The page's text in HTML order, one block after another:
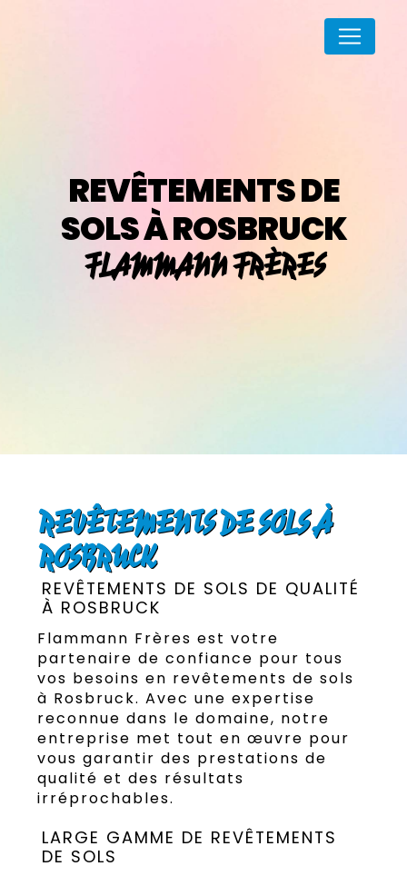
REVÊTEMENTS DE
SOLS À ROSBRUCK
FLAMMANN FRÈRES
REVÊTEMENTS DE SOLS À
ROSBRUCK
REVÊTEMENTS DE SOLS DE QUALITÉ
À ROSBRUCK
Flammann Frères est votre
partenaire de confiance pour tous
vos besoins en revêtements de sols
à Rosbruck. Avec une expertise
reconnue dans le domaine, notre
entreprise met tout en œuvre pour
vous garantir des prestations de
qualité et des résultats
irréprochables.
LARGE GAMME DE REVÊTEMENTS
DE SOLS